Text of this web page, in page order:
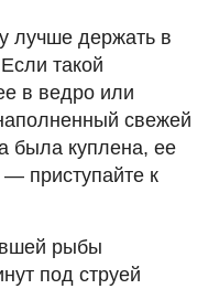
лучше держать в
такой
в ведро или
свежей
была куплена, ее
— приступайте к
рыбы
под струей